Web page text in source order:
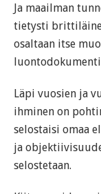
Ja maailman
tietysti
osaltaan itse
Läpi vuosien ja
ihminen on
selostaisi omaa
ja
selostetaan.